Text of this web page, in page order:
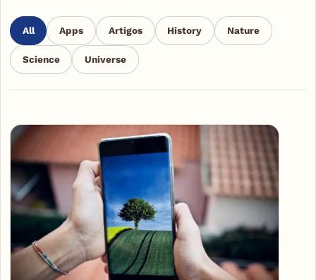
All Apps Artigos History Nature
Science Universe
Articles